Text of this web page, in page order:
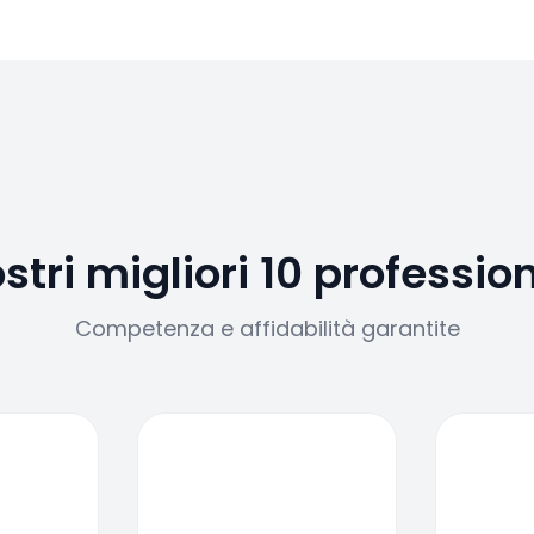
migliori 10
Competenza e affidabilità garantite